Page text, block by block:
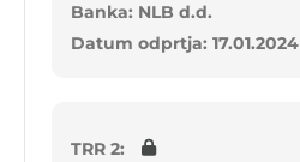
Banka: NLB d.d.
Datum odprtja: 17.01.2024
TRR 2: